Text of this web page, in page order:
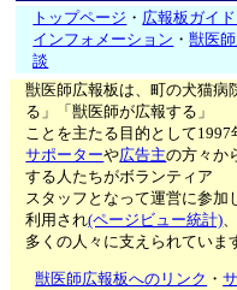
トップページ ・ 広報板ガイ
インフォメーション ・獣医
談
獣医師広報板は、町の犬猫病
る」「獣医師が広報する」
ことを主たる目的として
サポーターや広告主の方々か
する人たちがボランティア
スタッフとなって運営に参加
利用され(ページビュー統計)、
多くの人々に支えられていま
獣医師広報板へのリンク ・